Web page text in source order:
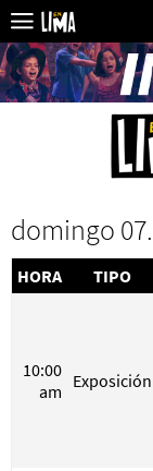
domingo
HORA TIPO
10:00
am Exposición